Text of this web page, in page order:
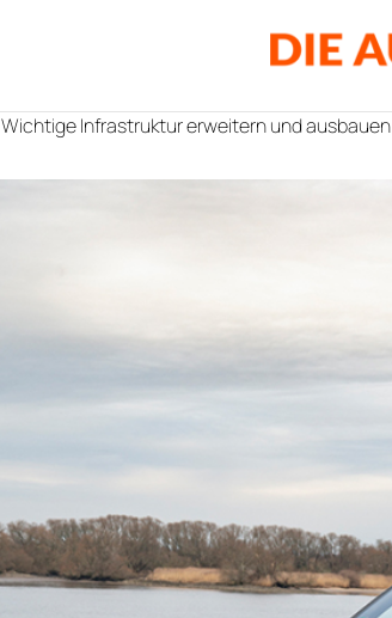
Wichtige Infrastruktur erweitern und ausbauen